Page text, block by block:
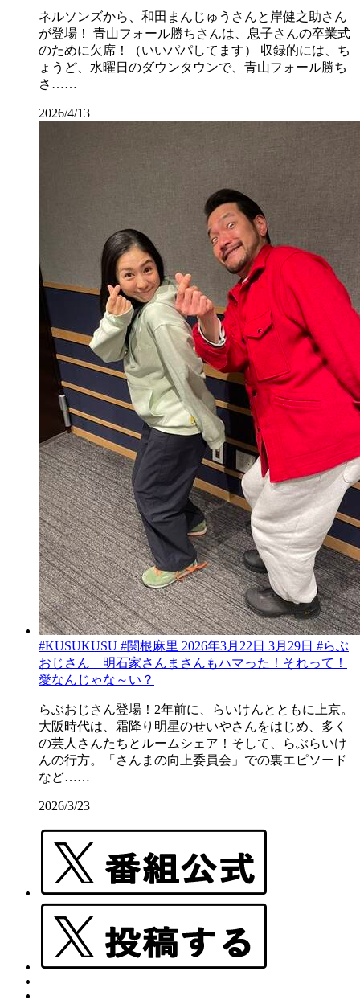
ネルソンズから、和田まんじゅうさんと岸健之助さん
が登場！ 青山フォール勝ちさんは、息子さんの卒業式
のために欠席！（いいパパしてます） 収録的には、ち
ょうど、水曜日のダウンタウンで、青山フォール勝ち
さ……
2026/4/13
#KUSUKUSU #関根麻里 2026年3月22日 3月29日 #らぶ
おじさん 明石家さんまさんもハマった！それって！
愛なんじゃな～い？
らぶおじさん登場！2年前に、らいけんとともに上京。
大阪時代は、霜降り明星のせいやさんをはじめ、多く
の芸人さんたちとルームシェア！そして、らぶらいけ
んの行方。「さんまの向上委員会」での裏エピソード
など……
2026/3/23